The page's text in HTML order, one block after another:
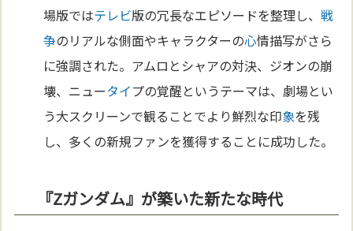
場版ではテレビ版の冗長なエピソードを整理し、戦
争のリアルな側面やキャラクターの心情描写がさら
に強調された。アムロとシャアの対決、ジオンの崩
壊、ニュータイプの覚醒というテーマは、劇場とい
う大スクリーンで観ることでより鮮烈な印象を残
し、多くの新規ファンを獲得することに成功した。
『Zガンダム』が築いた新たな時代